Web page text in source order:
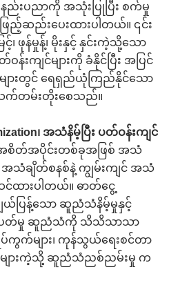
းပညာကို အသုံးပြုပြီး စက်မှု
ဆည်းပေးထားပါတယ်။ ၎င်း
၊ ဖုန်မှုန့်၊ မိုးနှင့် နှင်းကဲ့သို့သော
းကျင်များကို ခံနိုင်ပြီး အပြင်
ားတွင် ရေရှည်ယုံကြည်နိုင်သော
က်တမ်းတိုးစေသည်။
၊ အသံနိမ့်ပြီး ပတ်ဝန်းကျင်
စိတ်အပိုင်းတစ်ခုအဖြစ် အသံ
သံချိတ်စနစ်နဲ့ ကျွမ်းကျင် အသံ
ထားပါတယ်။ ဓာတ်ငွေ့
ယ်ပြန့်သော ဆူညံသံနိမ့်မှုနှင့်
ပတ်မှု ဆူညံသံကို သိသိသာသာ
ရပ်ကွက်များ၊ ကုန်သွယ်ရေးစင်တာ
ာင်းများကဲ့သို့ ဆူညံသံညစ်ညမ်းမှု က